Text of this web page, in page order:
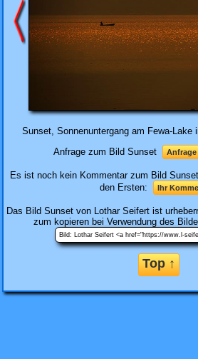
Sunset, Sonnenuntergang am Fewa-Lake
Anfrage zum Bild Sunset
Es ist noch kein Kommentar zum Bild
den Ersten:
Ihr
Das Bild Sunsetvon Lothar Seifert ist
zum kopieren bei Verwendung des
Top ↑